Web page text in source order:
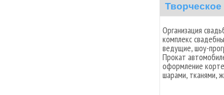
Организация
комплекс
ведущие, шоу-
Прокат
оформление
шарами, тканями,